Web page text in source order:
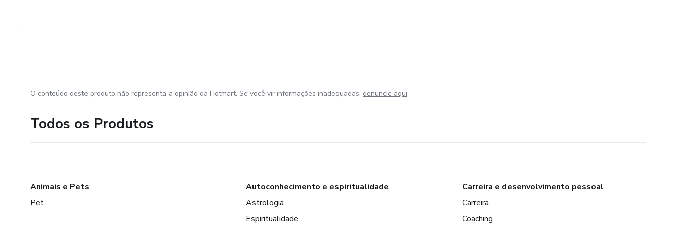
O conteúdo deste produto não representa a opinião da Hotmart. Se você vir informações inadequadas, denuncie aqui
Todos os Produtos
Animais e Pets
Pet
Autoconhecimento e espiritualidade
Astrologia
Espiritualidade
Carreira e desenvolvimento pessoal
Carreira
Coaching